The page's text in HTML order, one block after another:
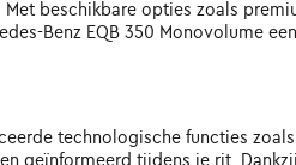
beschikbare opties zoals
Benz EQB 350 Monovolume
technologische functies
geïnformeerd tijdens je rit.